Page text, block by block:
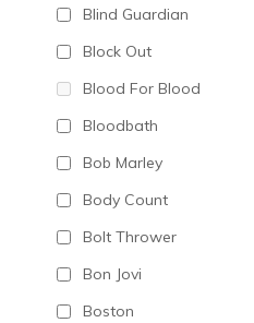
Blind Guardian
Block Out
Blood For Blood
Bloodbath
Bob Marley
Body Count
Bolt Thrower
Bon Jovi
Boston